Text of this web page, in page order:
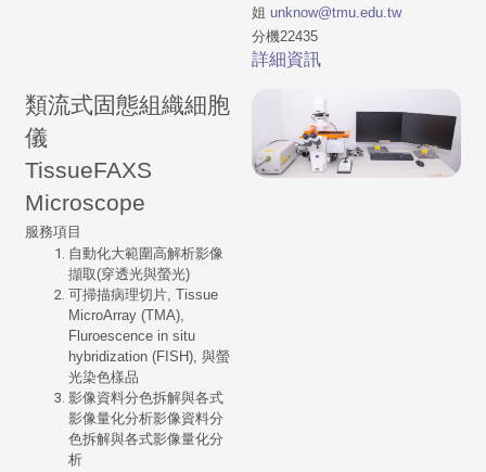
姐 unknow@tmu.edu.tw
分機22435
詳細資訊
類流式固態組織細胞
儀
TissueFAXS
Microscope
服務項目
自動化大範圍高解析影像
擷取(穿透光與螢光)
可掃描病理切片, Tissue
MicroArray (TMA),
Fluroescence in situ
hybridization (FISH), 與螢
光染色樣品
影像資料分色拆解與各式
影像量化分析影像資料分
色拆解與各式影像量化分
析